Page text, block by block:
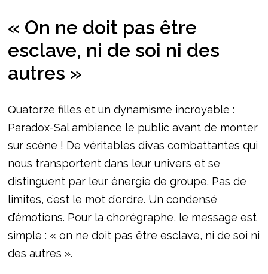
« On ne doit pas être
esclave, ni de soi ni des
autres »
Quatorze filles et un dynamisme incroyable :
Paradox-Sal ambiance le public avant de monter
sur scène ! De véritables divas combattantes qui
nous transportent dans leur univers et se
distinguent par leur énergie de groupe. Pas de
limites, c’est le mot d’ordre. Un condensé
d’émotions. Pour la chorégraphe, le message est
simple : « on ne doit pas être esclave, ni de soi ni
des autres ».